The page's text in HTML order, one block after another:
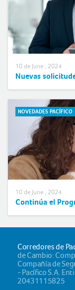
10 de June , 2024
Nuevas
NOVEDADES PACÍFICO
10 de June , 2024
Continúa el
Corredores de
de Cambio:
Compañía de
- Pacífico S.A.
20431115825